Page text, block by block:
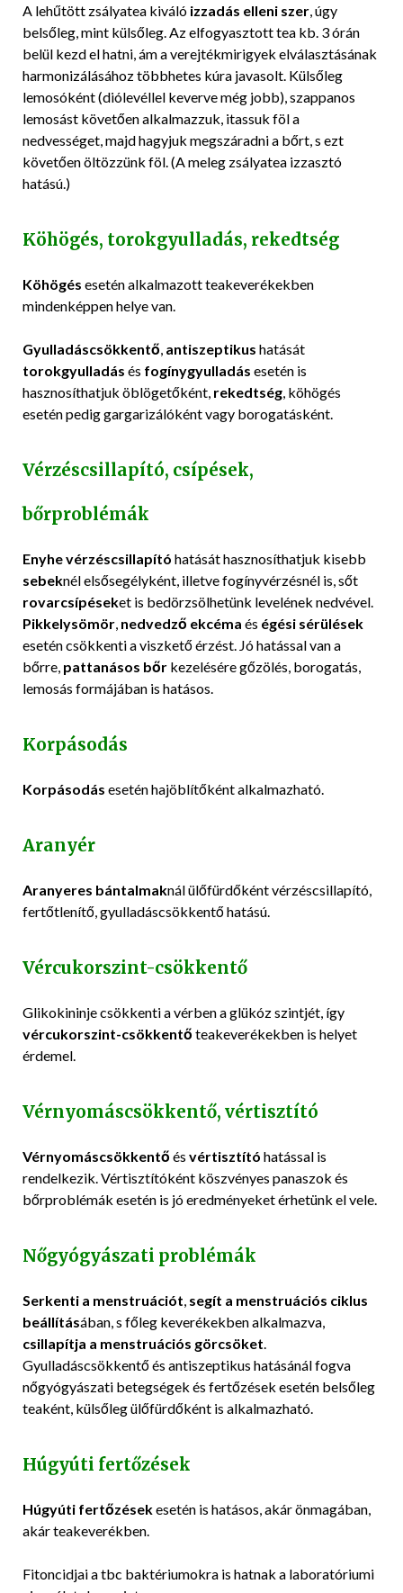
A lehűtött zsályatea kiváló izzadás elleni szer , úgy
belsőleg, mint külsőleg. Az elfogyasztott tea kb. 3 órán
belül kezd el hatni, ám a verejtékmirigyek elválasztásának
harmonizálásához többhetes kúra javasolt. Külsőleg
lemosóként (diólevéllel keverve még jobb), szappanos
lemosást követően alkalmazzuk, itassuk föl a
nedvességet, majd hagyjuk megszáradni a bőrt, s ezt
követően öltözzünk föl. (A meleg zsályatea izzasztó
hatású.)
Köhögés, torokgyulladás, rekedtség
Köhögés esetén alkalmazott teakeverékekben
mindenképpen helye van.
Gyulladáscsökkentő antiszeptikus hatását
torokgyulladás és fogínygyulladás esetén is
hasznosíthatjuk öblögetőként, rekedtség , köhögés
esetén pedig gargarizálóként vagy borogatásként.
Vérzéscsillapító, csípések,
bőrproblémák
Enyhe vérzéscsillapító hatását hasznosíthatjuk kisebb
sebeknél elsősegélyként, illetve fogínyvérzésnél is, sőt
rovarcsípéseket is bedörzsölhetünk levelének nedvével.
Pikkelysömör nedvedző ekcéma és égési sérülések
esetén csökkenti a viszkető érzést. Jó hatással van a
bőrre, pattanásos bőr kezelésére gőzölés, borogatás,
lemosás formájában is hatásos.
Korpásodás
Korpásodás esetén hajöblítőként alkalmazható.
Aranyér
Aranyeres bántalmaknál ülőfürdőként vérzéscsillapító,
fertőtlenítő, gyulladáscsökkentő hatású.
Vércukorszint-csökkentő
Glikokininje csökkenti a vérben a glükóz szintjét, így
vércukorszint-csökkentő teakeverékekben is helyet
érdemel.
Vérnyomáscsökkentő, vértisztító
Vérnyomáscsökkentő és vértisztító hatással is
rendelkezik. Vértisztítóként köszvényes panaszok és
bőrproblémák esetén is jó eredményeket érhetünk el vele.
Nőgyógyászati problémák
Serkenti a menstruációt segít a menstruációs ciklus
beállításában, s főleg keverékekben alkalmazva,
csillapítja a menstruációs görcsöket
Gyulladáscsökkentő és antiszeptikus hatásánál fogva
nőgyógyászati betegségek és fertőzések esetén belsőleg
teaként, külsőleg ülőfürdőként is alkalmazható.
Húgyúti fertőzések
Húgyúti fertőzésekesetén is hatásos, akár önmagában,
akár teakeverékben.
Fitoncidjai a tbc baktériumokra is hatnak a laboratóriumi